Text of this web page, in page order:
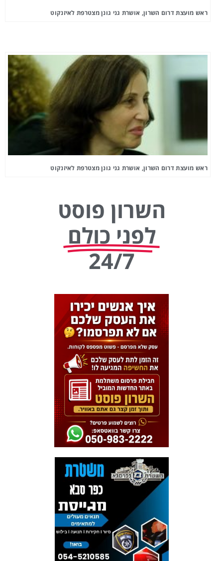
ראש מועצת דרום השרון, אושרת גני גונן מצטרפת לאיזנקוט
ראש מועצת דרום השרון, אושרת גני גונן מצטרפת לאיזנקוט
השרון פוסט
לפני כולם
24/7